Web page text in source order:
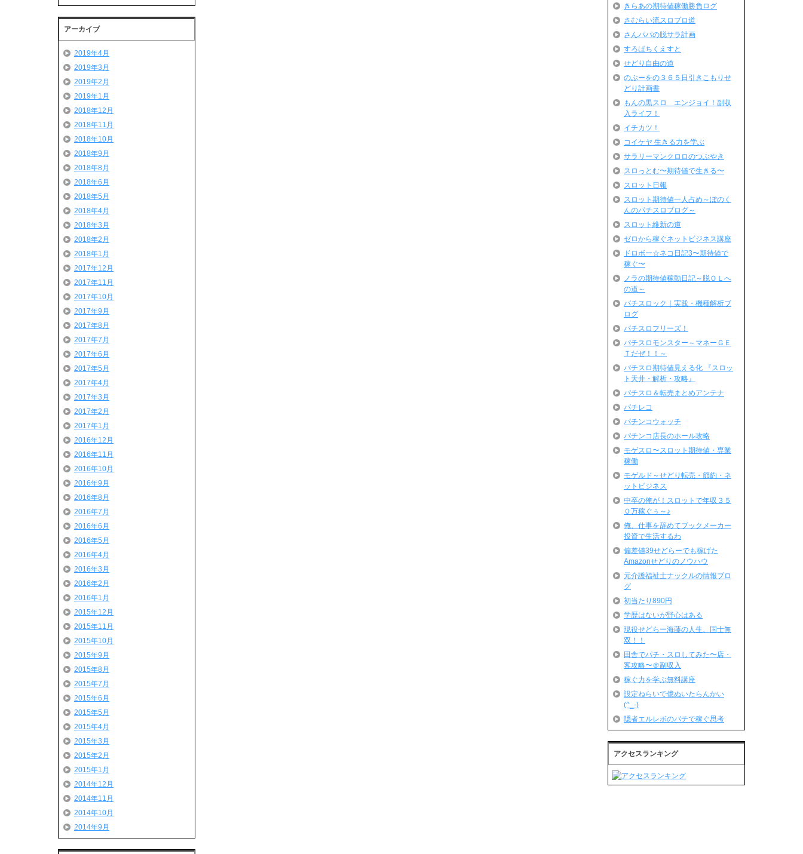
アーカイブ
2019年4月
2019年3月
2019年2月
2019年1月
2018年12月
2018年11月
2018年10月
2018年9月
2018年8月
2018年6月
2018年5月
2018年4月
2018年3月
2018年2月
2018年1月
2017年12月
2017年11月
2017年10月
2017年9月
2017年8月
2017年7月
2017年6月
2017年5月
2017年4月
2017年3月
2017年2月
2017年1月
2016年12月
2016年11月
2016年10月
2016年9月
2016年8月
2016年7月
2016年6月
2016年5月
2016年4月
2016年3月
2016年2月
2016年1月
2015年12月
2015年11月
2015年10月
2015年9月
2015年8月
2015年7月
2015年6月
2015年5月
2015年4月
2015年3月
2015年2月
2015年1月
2014年12月
2014年11月
2014年10月
2014年9月
きらあの期待値稼働勝負ログ
さむらい流スロプロ道
さんパパの脱サラ計画
すろぱちくえすと
せどり自由の道
のぶーをの３６５日引きこもりせ
どり計画書
もんの黒スロ エンジョイ！副収
入ライフ！
イチカツ！
コイケヤ 生きる力を学ぶ
サラリーマンクロロのつぶやき
スロっとむ〜期待値で生きる〜
スロット日報
スロット期待値一人占め～ぽのく
んのパチスロブログ～
スロット維新の道
ゼロから稼ぐネットビジネス講座
ドロボー☆ネコ日記3〜期待値で
稼ぐ〜
ノラの期待値稼動日記～脱ＯＬへ
の道～
パチスロック｜実践・機種解析ブ
ログ
パチスロフリーズ！
パチスロモンスター～マネーＧＥ
Ｔだぜ！！～
パチスロ期待値見える化 『スロッ
ト天井・解析・攻略』
パチスロ＆転売まとめアンテナ
パチレコ
パチンコウォッチ
パチンコ店長のホール攻略
モゲスロ〜スロット期待値・専業
稼働
モゲルド～せどり転売・節約・ネ
ットビジネス
中卒の俺が！スロットで年収３５
０万稼ぐぅ～♪
俺、仕事を辞めてブックメーカー
投資で生活するわ
偏差値39せどらーでも稼げた
Amazonせどりのノウハウ
元介護福祉士ナックルの情報ブロ
グ
初当たり890円
学歴はないが野心はある
現役せどらー海藤の人生、国士無
双！！
田舎でパチ・スロしてみた〜店・
客攻略〜＠副収入
稼ぐ力を学ぶ無料講座
設定ねらいで億ぬいたらんかい
(^_-)
隠者エルレボのパチで稼ぐ思考
アクセスランキング